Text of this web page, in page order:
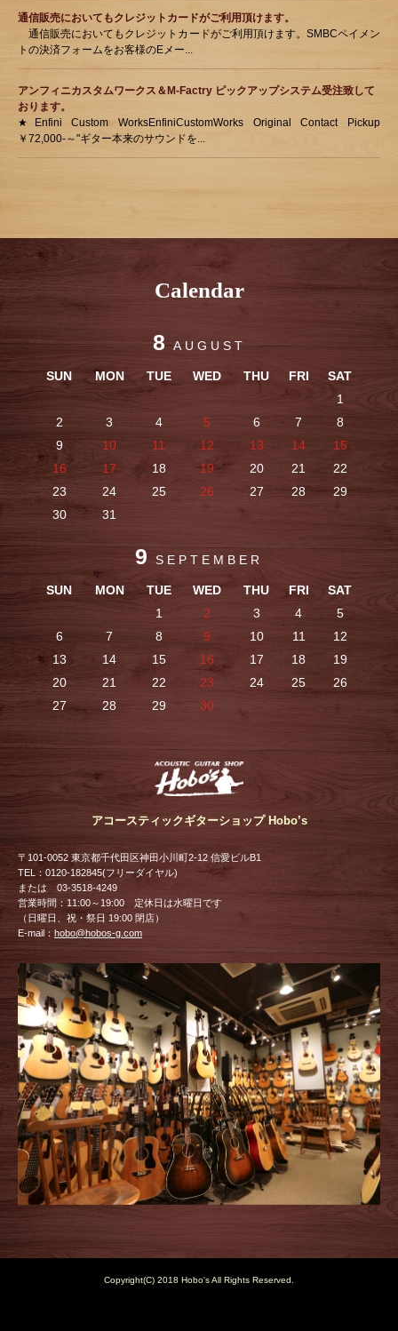
通信販売においてもクレジットカードがご利用頂けます。
通信販売においてもクレジットカードがご利用頂けます。SMBCペイメン
トの決済フォームをお客様のEメー...
アンフィニカスタムワークス＆M-Factry ピックアップシステム受注致して
おります。
★Enfini Custom WorksEnfiniCustomWorks Original Contact Pickup
￥72,000-～"ギター本来のサウンドを...
Calendar
8 AUGUST
SUN MON TUE WED THU FRI
SAT
1
2
3 4 5 6 7
8
9
10 11 12 13 14
15
16
17 18 19 20 21
22
23
24 25 26 27 28
29
30
31
9 SEPTEMBER
SUN MON TUE WED THU FRI
SAT
1
2 3 4
5
6
7 8 9 10 11
12
13
14 15 16 17 18
19
20
21 22 23 24 25
26
27
28 29 30
アコースティックギターショップ Hobo’s
〒101-0052 東京都千代田区神田小川町2-12 信愛ビルB1
TEL：0120-182845(フリーダイヤル)
または 03-3518-4249
営業時間：11:00～19:00 定休日は水曜日です
（日曜日、祝・祭日 19:00 閉店）
E-mail： hobo@hobos-g.com
Copyright(C) 2018 Hobo's All Rights Reserved.